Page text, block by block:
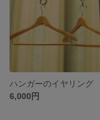
ハンガーのイヤリング
6,000円